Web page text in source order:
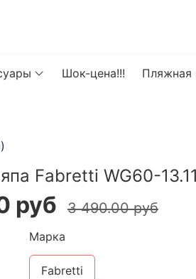
Шок-цена!!! Пляжная
Fabretti WG60-13.11
руб 3 490.00 руб
Марка
Fabretti